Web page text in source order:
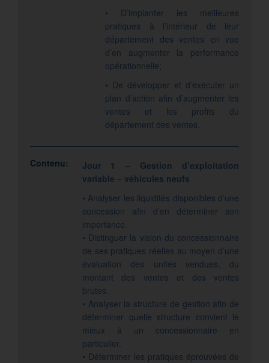
• D’implanter les meilleures
pratiques à l’intérieur de leur
département des ventes en vue
d’en augmenter la performance
opérationnelle;
• De développer et d’exécuter un
plan d’action afin d’augmenter les
ventes et les profits du
département des ventes.
Contenu:
Jour 1 – Gestion d’exploitation
variable – véhicules neufs
• Analyser les liquidités disponibles d’une
concession afin d’en déterminer son
importance.
• Distinguer la vision du concessionnaire
de ses pratiques réelles au moyen d’une
évaluation des unités vendues, du
montant des ventes et des ventes
brutes.
• Analyser la structure de gestion afin de
déterminer quelle structure convient le
mieux à un concessionnaire en
particulier.
• Déterminer les pratiques éprouvées de